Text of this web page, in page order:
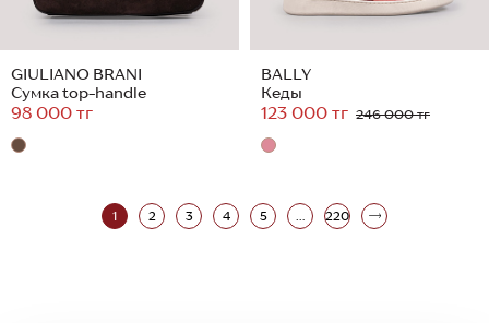
GIULIANO BRANI
Сумка top-handle
98 000 тг
BALLY
Кеды
123 000 тг 246 000 тг
1 2 3 4 5 ... 220